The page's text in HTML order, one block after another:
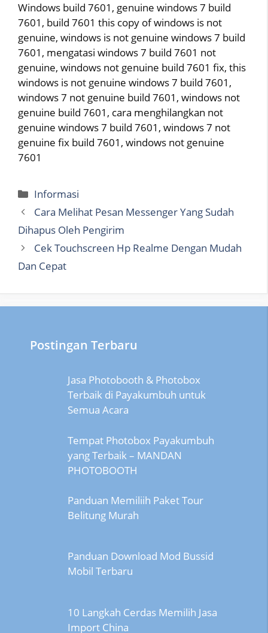
Windows build 7601, genuine windows 7 build
7601, build 7601 this copy of windows is not
genuine, windows is not genuine windows 7 build
7601, mengatasi windows 7 build 7601 not
genuine, windows not genuine build 7601 fix, this
windows is not genuine windows 7 build 7601,
windows 7 not genuine build 7601, windows not
genuine build 7601, cara menghilangkan not
genuine windows 7 build 7601, windows 7 not
genuine fix build 7601, windows not genuine
7601
Categories
Informasi
Cara Melihat Pesan Messenger Yang Sudah
Dihapus Oleh Pengirim
Cek Touchscreen Hp Realme Dengan Mudah
Dan Cepat
Postingan Terbaru
Jasa Photobooth & Photobox
Terbaik di Payakumbuh untuk
Semua Acara
Tempat Photobox Payakumbuh
yang Terbaik – MANDAN
PHOTOBOOTH
Panduan Memiliih Paket Tour
Belitung Murah
Panduan Download Mod Bussid
Mobil Terbaru
10 Langkah Cerdas Memilih Jasa
Import China